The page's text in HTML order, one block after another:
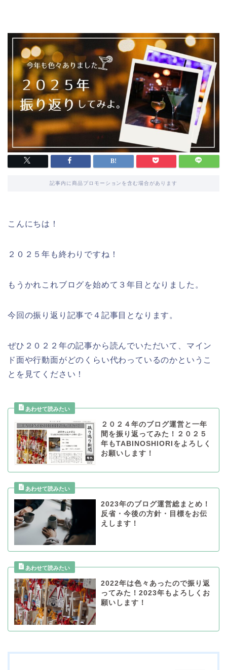
記事内に商品プロモーションを含む場合があります
こんにちは！
２０２５年も終わりですね！
もうかれこれブログを始めて３年目となりました。
今回の振り返り記事で４記事目となります。
ぜひ２０２２年の記事から読んでいただいて、マイン
ド面や行動面がどのくらい代わっているのかというこ
とを見てください！
２０２４年のブログ運営と一年
間を振り返ってみた！２０２５
年もTABINOSHIORIをよろしく
お願いします！
2023年のブログ運営総まとめ！
反省・今後の方針・目標をお伝
えします！
2022年は色々あったので振り返
ってみた！2023年もよろしくお
願いします！